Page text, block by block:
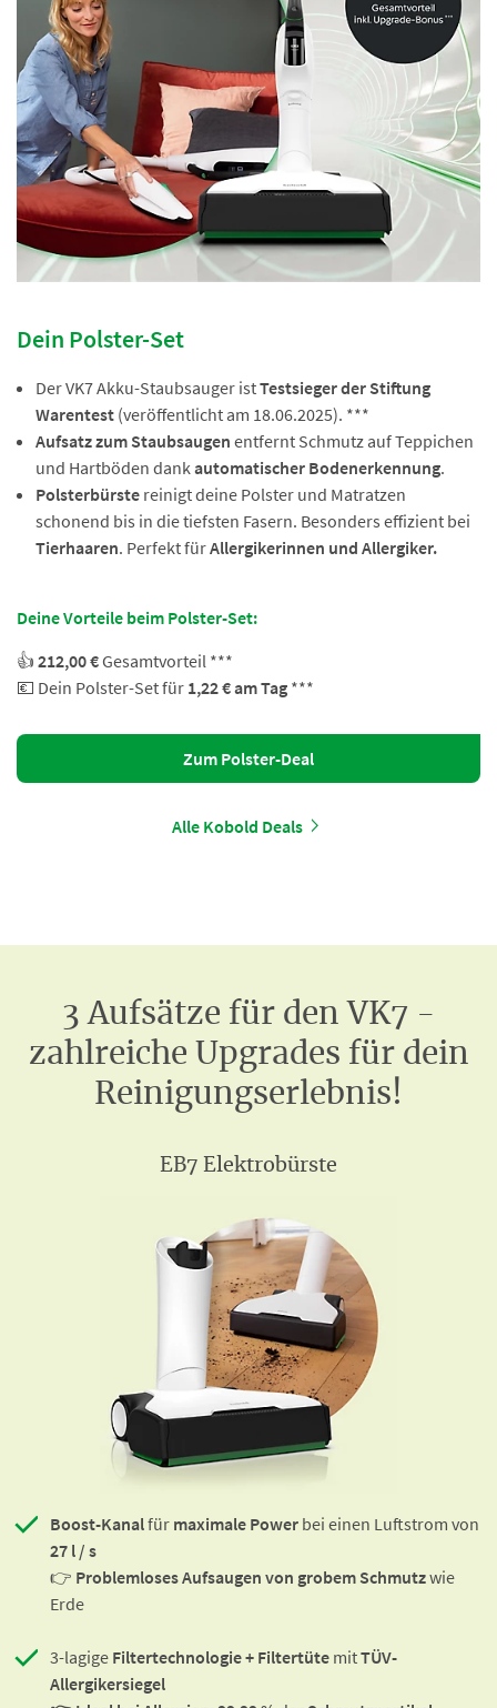
Dein Polster-Set
Der VK7 Akku-Staubsauger istTestsieger der Stiftung
Warentest (veröffentlicht am 18.06.2025). ***
Aufsatz zum Staubsaugen entfernt Schmutz auf Teppichen
und Hartböden dank automatischer Bodenerkennung.
Polsterbürste reinigt deine Polster und Matratzen
schonend bis in die tiefsten Fasern. Besonders effizient bei
Tierhaaren. Perfekt fürAllergikerinnen und Allergiker.
Deine Vorteile beim Polster-Set:
👍 212,00 €Gesamtvorteil ***
💶 Dein Polster-Set für 1,22 € am Tag ***
Zum Polster-Deal
Alle Kobold Deals
3 Aufsätze für den VK7 -
zahlreiche Upgrades für dein
Reinigungserlebnis!
EB7 Elektrobürste
Boost-Kanalfür maximale Power bei einen Luftstrom von
27 l / s
👉 Problemloses Aufsaugen von grobem Schmutzwie
Erde
3-lagige Filtertechnologie + Filtertüte mitTÜV-
Allergikersiegel